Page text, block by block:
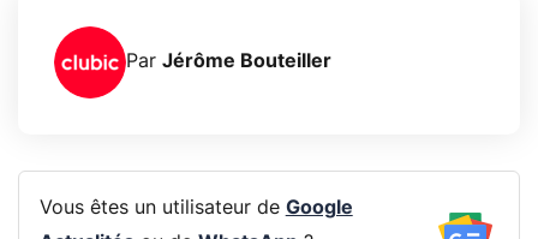
Par Jérôme Bouteiller
Vous êtes un utilisateur de Google